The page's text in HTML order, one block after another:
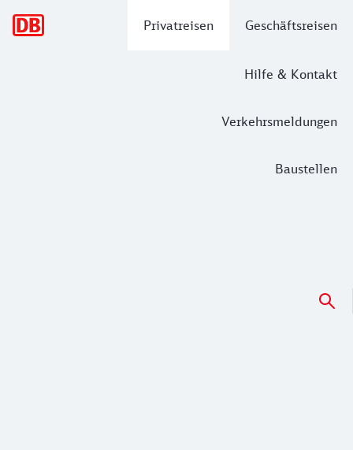
Privatreisen Geschäftsreisen
Hilfe & Kontakt
Verkehrsmeldungen
Baustellen